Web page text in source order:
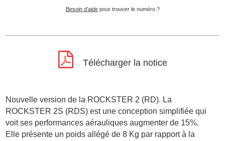
Besoin d'aidepour trouver le numéro ?
Télécharger la notice
Nouvelle version de la ROCKSTER 2 (RD). La
ROCKSTER 2S (RDS) est une conception simplifiée qui
voit ses performances aérauliques augmenter de 15%.
Elle présente un poids allégé de 8 Kg par rapport à la